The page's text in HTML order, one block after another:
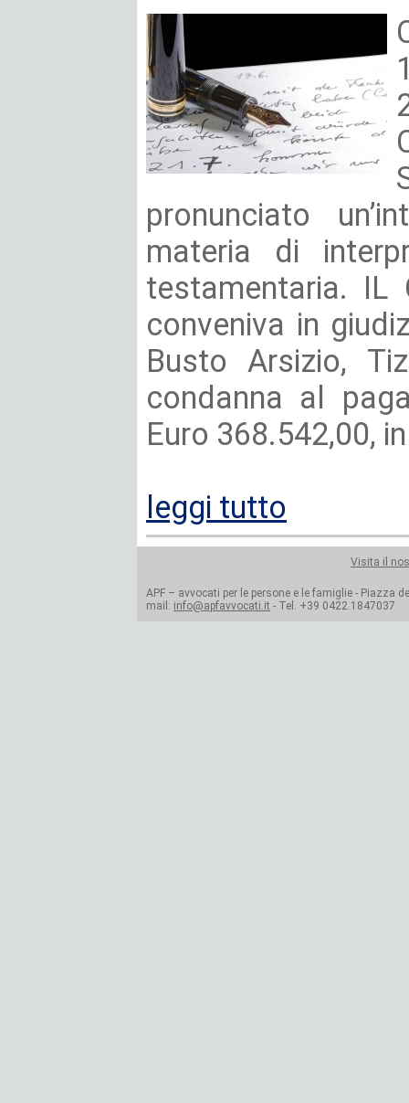
pronunciato
materia di
testamentaria. IL
conveniva in
Busto Arsizio,
condanna al
Euro 368.542,00,
leggi tutto
Visita il
APF – avvocati per le persone e le famiglie - Piazza
mail: info@apfavvocati.it - Tel. +39 0422.1847037